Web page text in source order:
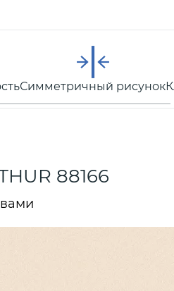
Симметричный рисунок
88166